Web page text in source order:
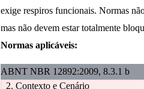
exige respiros funcionais. Normas
mas não devem estar totalmente
Normas aplicáveis:
ABNT NBR 12892:2009, 8.3.1 b
2. Contexto e Cenário